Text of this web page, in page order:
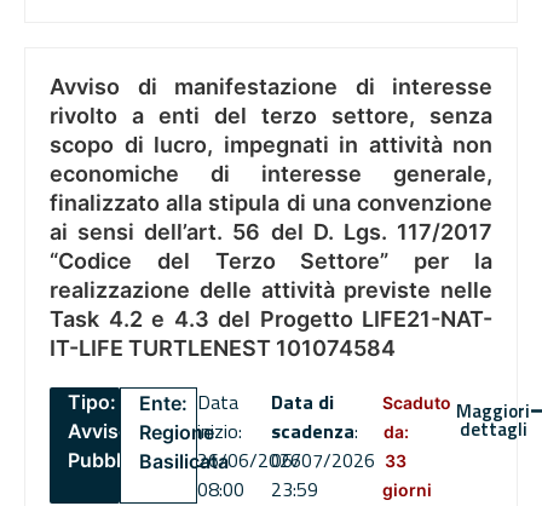
Avviso di manifestazione di interesse
rivolto a enti del terzo settore, senza
scopo di lucro, impegnati in attività non
economiche di interesse generale,
finalizzato alla stipula di una convenzione
ai sensi dell’art. 56 del D. Lgs. 117/2017
“Codice del Terzo Settore” per la
realizzazione delle attività previste nelle
Task 4.2 e 4.3 del Progetto LIFE21-NAT-
IT-LIFE TURTLENEST 101074584
Tipo:
Avviso
Pubblico
Ente:
Regione
Basilicata
Data
inizio:
26/06/2026
08:00
Data di
scadenza:
06/07/2026
23:59
Scaduto
da:
33
giorni
Maggiori
dettagli